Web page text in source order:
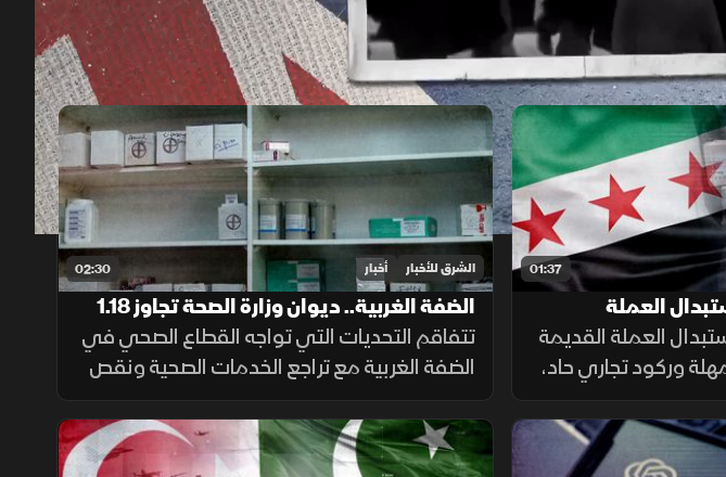
00:12/02:17
01:37
العملة
العملة القديمة
وركود تجاري حاد،
تمديد مهلة
السحب في دير الزور والرقة والحسكة حتى 20
02:30 الشرق للأخبار أخبار
الضفة الغربية.. ديوان وزارة الصحة تجاوز 1.18
مليار دولار
تتفاقم التحديات التي تواجه القطاع الصحي في
الضفة الغربية مع تراجع الخدمات الصحية ونقص
الأدوية، وسط صعوبات مالية أثرت على
المستشفيات والمراكز الطبية وقدرتها على تلبية
احتياجات المرضى.